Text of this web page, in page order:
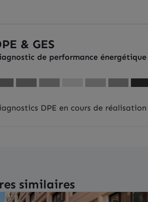
& GES
de performance énergétique
DPE en cours de réalisation
similaires